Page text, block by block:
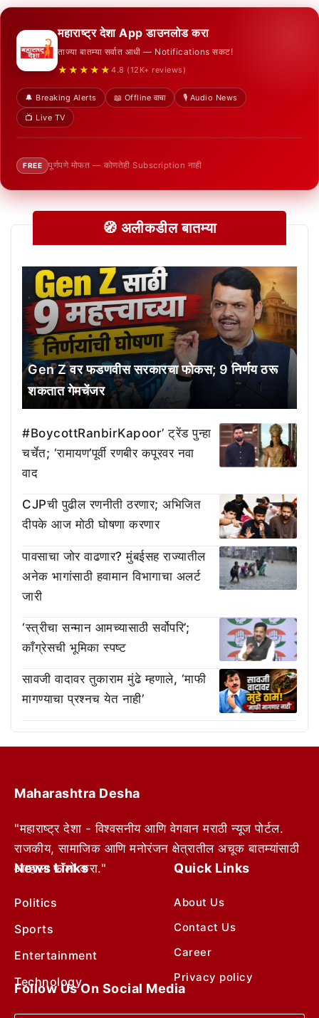
महाराष्ट्र देशा App डाउनलोड करा
ताज्या बातम्या सर्वात आधी — Notifications सकट!
★★★★★ 4.8 (12K+ reviews)
🔔 Breaking Alerts 📖 Offline वाचा
🎙️ Audio News
📺 Live TV
FREE पूर्णपणे मोफत — कोणतेही Subscription नाही
🧭 अलीकडील बातम्या
Gen Z वर फडणवीस सरकारचा फोकस; 9 निर्णय ठरू
शकतात गेमचेंजर
#BoycottRanbirKapoor’ ट्रेंड पुन्हा
चर्चेत; ‘रामायण’पूर्वी रणबीर कपूरवर नवा
वाद
CJPची पुढील रणनीती ठरणार; अभिजित
दीपके आज मोठी घोषणा करणार
पावसाचा जोर वाढणार? मुंबईसह राज्यातील
अनेक भागांसाठी हवामान विभागाचा अलर्ट
जारी
‘स्त्रीचा सन्मान आमच्यासाठी सर्वोपरि’;
काँग्रेसची भूमिका स्पष्ट
सावजी वादावर तुकाराम मुंढे म्हणाले, ‘माफी
मागण्याचा प्रश्नच येत नाही’
Maharashtra Desha
"महाराष्ट्र देशा - विश्वसनीय आणि वेगवान मराठी न्यूज पोर्टल.
राजकीय, सामाजिक आणि मनोरंजन क्षेत्रातील अचूक बातम्यांसाठी
आम्हाला फॉलो करा."
News Links
Politics
Sports
Entertainment
Technology
Quick Links
About Us
Contact Us
Career
Privacy policy
Follow Us On Social Media